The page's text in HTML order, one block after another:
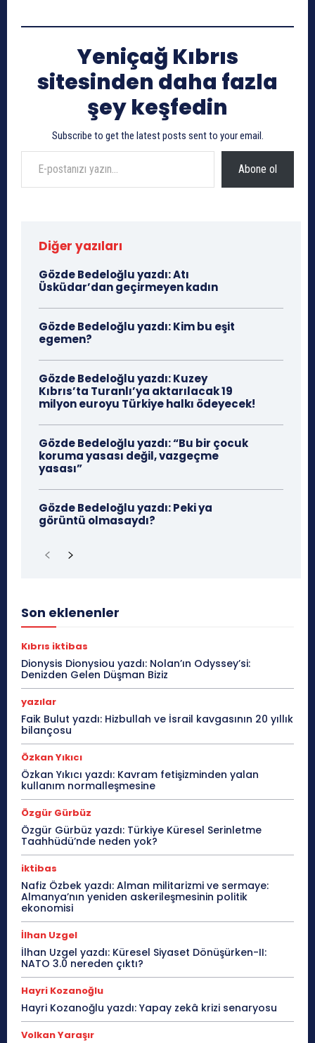
Yeniçağ Kıbrıs
sitesinden daha fazla
şey keşfedin
Subscribe to get the latest posts sent to your email.
E-postanızı yazın…
Abone ol
Diğer yazıları
Gözde Bedeloğlu yazdı: Atı
Üsküdar’dan geçirmeyen kadın
Gözde Bedeloğlu yazdı: Kim bu eşit
egemen?
Gözde Bedeloğlu yazdı: Kuzey
Kıbrıs’ta Turanlı’ya aktarılacak 19
milyon euroyu Türkiye halkı ödeyecek!
Gözde Bedeloğlu yazdı: “Bu bir çocuk
koruma yasası değil, vazgeçme
yasası”
Gözde Bedeloğlu yazdı: Peki ya
görüntü olmasaydı?
Son eklenenler
Kıbrıs iktibas
Dionysis Dionysiou yazdı: Nolan’ın Odyssey’si:
Denizden Gelen Düşman Biziz
yazılar
Faik Bulut yazdı: Hizbullah ve İsrail kavgasının 20 yıllık
bilançosu
Özkan Yıkıcı
Özkan Yıkıcı yazdı: Kavram fetişizminden yalan
kullanım normalleşmesine
Özgür Gürbüz
Özgür Gürbüz yazdı: Türkiye Küresel Serinletme
Taahhüdü’nde neden yok?
iktibas
Nafiz Özbek yazdı: Alman militarizmi ve sermaye:
Almanya’nın yeniden askerileşmesinin politik
ekonomisi
İlhan Uzgel
İlhan Uzgel yazdı: Küresel Siyaset Dönüşürken-II:
NATO 3.0 nereden çıktı?
Hayri Kozanoğlu
Hayri Kozanoğlu yazdı: Yapay zekâ krizi senaryosu
Volkan Yaraşır